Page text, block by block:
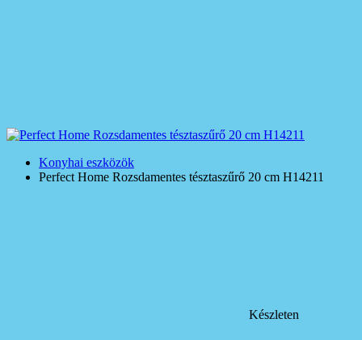
Konyhai eszközök
Perfect Home Rozsdamentes tésztaszűrő 20 cm H14211
Készleten